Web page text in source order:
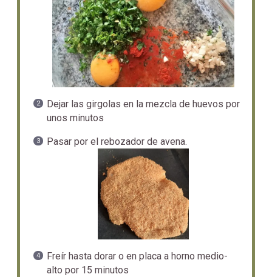
Dejar las girgolas en la mezcla de huevos por
unos minutos
Pasar por el rebozador de avena.
Freír hasta dorar o en placa a horno medio-
alto por 15 minutos